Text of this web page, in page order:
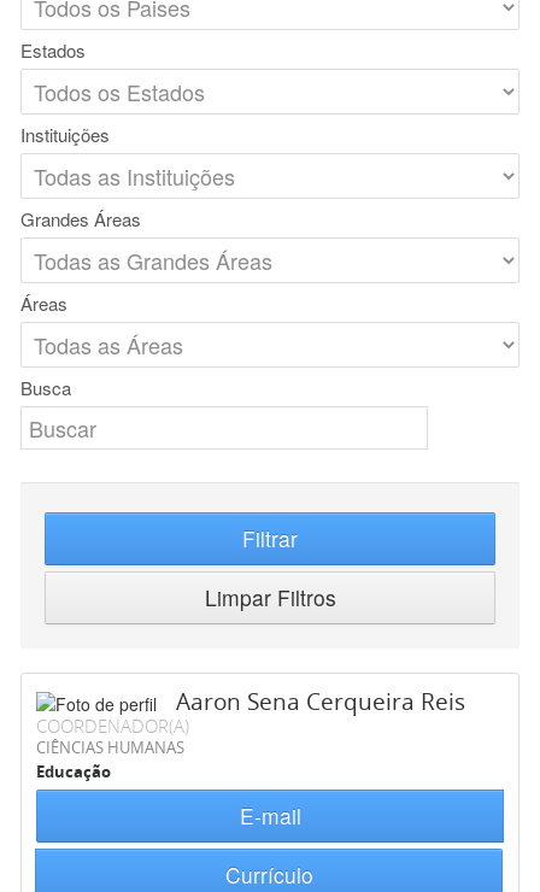
Estados
Instituições
Grandes Áreas
Áreas
Busca
Filtrar
Limpar Filtros
Aaron Sena Cerqueira Reis
COORDENADOR(A)
CIÊNCIAS HUMANAS
Educação
E-mail
Currículo